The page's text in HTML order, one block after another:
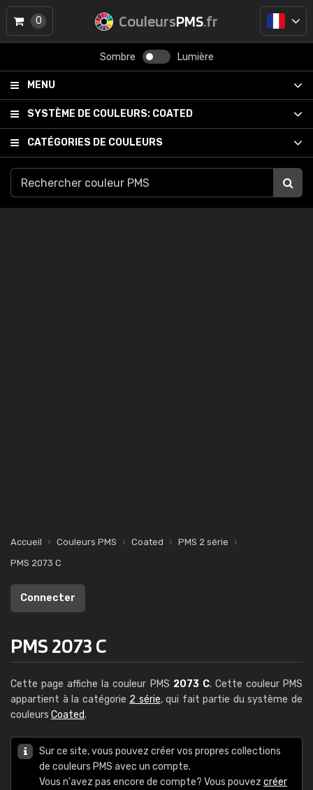
CouleursPMS.fr
Sombre Lumière
MENU
SYSTÈME DE COULEURS: COATED
CATÉGORIES DE COULEURS
0
Accueil Couleurs PMS Coated
PMS 2 série
PMS 2073 C
Connecter
PMS 2073 C
Cette page affiche la couleur PMS 2073 C. Cette couleur PMS
appartient à la catégorie 2 série, qui fait partie du système de
couleurs Coated.
Sur ce site, vous pouvez créer vos propres collections
de couleurs PMS avec un compte.
Vous n'avez pas encore de compte? Vous pouvez créer